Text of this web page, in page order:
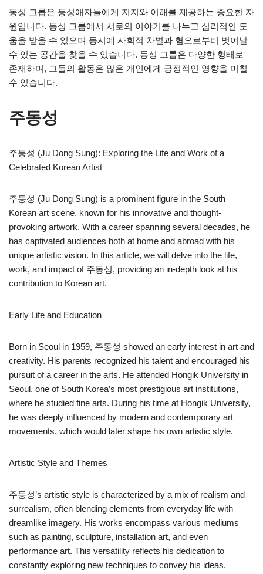
동성 그룹은 동성애자들에게 지지와 이해를 제공하는 중요한 자
원입니다. 동성 그룹에서 서로의 이야기를 나누고 심리적인 도
움을 받을 수 있으며 동시에 사회적 차별과 혐오로부터 벗어날
수 있는 공간을 찾을 수 있습니다. 동성 그룹은 다양한 형태로
존재하며, 그들의 활동은 많은 개인에게 긍정적인 영향을 미칠
수 있습니다.
주동성
주동성 (Ju Dong Sung): Exploring the Life and Work of a
Celebrated Korean Artist
주동성 (Ju Dong Sung) is a prominent figure in the South
Korean art scene, known for his innovative and thought-
provoking artwork. With a career spanning several decades, he
has captivated audiences both at home and abroad with his
unique artistic vision. In this article, we will delve into the life,
work, and impact of 주동성, providing an in-depth look at his
contribution to Korean art.
Early Life and Education
Born in Seoul in 1959, 주동성 showed an early interest in art and
creativity. His parents recognized his talent and encouraged his
pursuit of a career in the arts. He attended Hongik University in
Seoul, one of South Korea’s most prestigious art institutions,
where he studied fine arts. During his time at Hongik University,
he was deeply influenced by modern and contemporary art
movements, which would later shape his own artistic style.
Artistic Style and Themes
주동성’s artistic style is characterized by a mix of realism and
surrealism, often blending elements from everyday life with
dreamlike imagery. His works encompass various mediums
such as painting, sculpture, installation art, and even
performance art. This versatility reflects his dedication to
constantly exploring new techniques to convey his ideas.